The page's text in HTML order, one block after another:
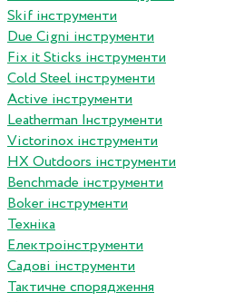
Skif інструменти
Due Cigni інструменти
Fix it Sticks інструменти
Сold Steel інструменти
Active інструменти
Leatherman Інструменти
Victorinox інструменти
HX Outdoors інструменти
Benchmade інструменти
Boker інструменти
Техніка
Електроінструменти
Садові інструменти
Тактичне спорядження